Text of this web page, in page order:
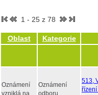
1 - 25 z 78
Oblast Kategorie
Oznámení
Oznámení
513,
řízení